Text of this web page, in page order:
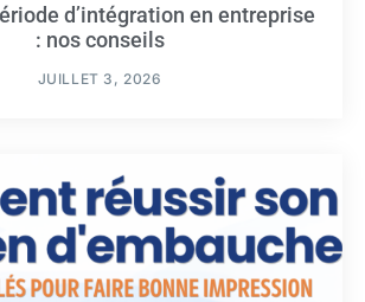
d’intégration en entreprise
: nos conseils
JUILLET 3, 2026